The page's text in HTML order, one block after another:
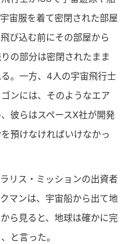
宙服を着て密閉された部屋
び込む前にその部屋から
の部分は密閉されたまま
。一方、4人の宇宙飛行士
ンには、そのようなエア
彼らはスペースX社が開発
預けなければいけなかっ
リス・ミッションの出資者
マンは、宇宙船から出て地
ら見ると、地球は確かに完
と言った。